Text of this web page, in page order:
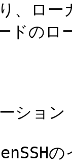
、ロ
のロ
ション